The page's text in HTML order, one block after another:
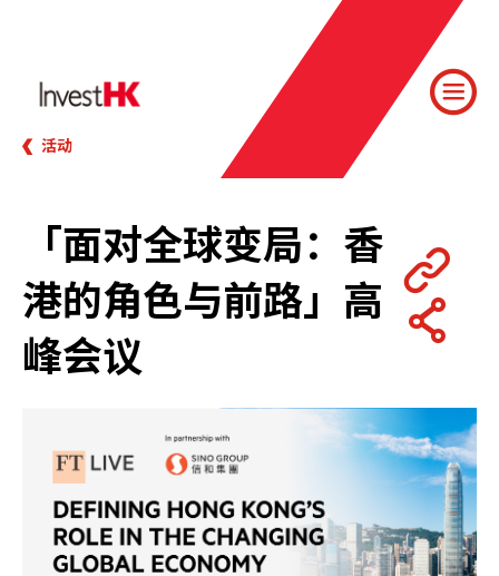
活动
「面对全球变局：香
港的角色与前路」高
峰会议